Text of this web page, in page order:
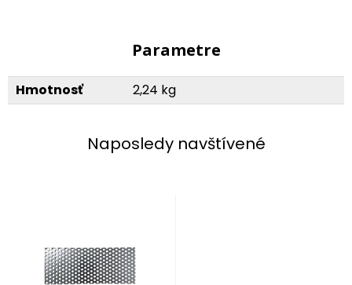
Parametre
Hmotnosť 2,24 kg
Naposledy navštívené